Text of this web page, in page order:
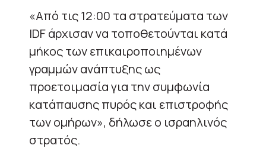
«Από τις 12:00 τα στρατεύματα των
IDF άρχισαν να τοποθετούνται κατά
μήκος των επικαιροποιημένων
γραμμών ανάπτυξης ως
προετοιμασία για την συμφωνία
κατάπαυσης πυρός και επιστροφής
των ομήρων», δήλωσε ο ισραηλινός
στρατός.